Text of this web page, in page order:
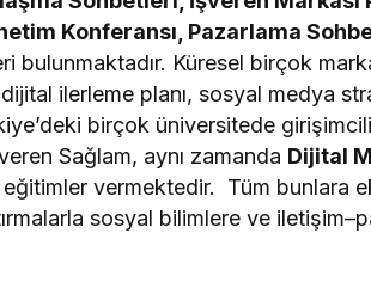
Konferansı, Pazarlama
bulunmaktadır. Küresel birçok
ilerleme planı, sosyal medya
birçok üniversitede
Sağlam, aynı zamanda Dijital
eğitimler vermektedir. Tüm bunlara
sosyal bilimlere ve